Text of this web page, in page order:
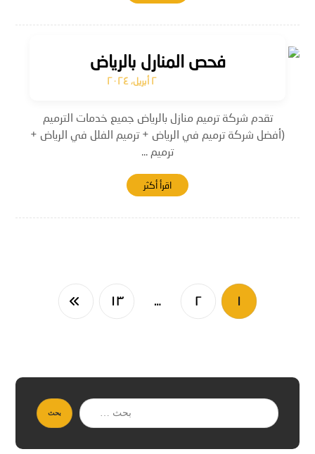
فحص المنارل بالرياض
٢ أبريل، ٢٠٢٤
تقدم شركة ترميم منازل بالرياض جميع خدمات الترميم
(أفضل شركة ترميم في الرياض + ترميم الفلل في الرياض +
ترميم ...
اقرأ أكثر
١ ٢ … ١٣
بحث